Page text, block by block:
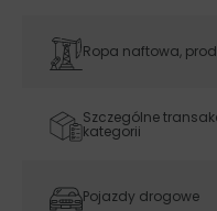
Ropa naftowa,
Szczególne
kategorii
Pojazdy drogowe